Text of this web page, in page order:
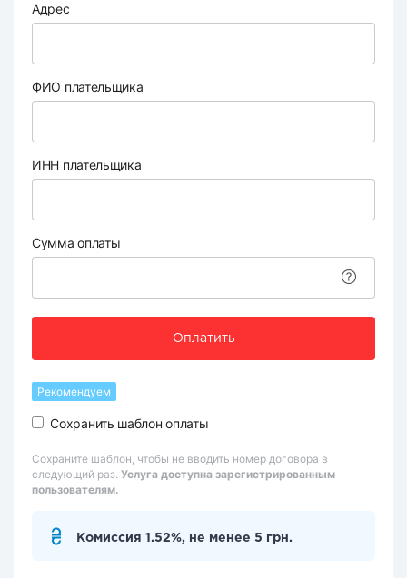
Адрес
ФИО плательщика
ИНН плательщика
Сумма оплаты
Оплатить
Рекомендуем
Сохранить шаблон оплаты
Сохраните шаблон, чтобы не вводить номер договора в
следующий раз. Услуга доступна зарегистрированным
пользователям.
Комиссия 1.52%, не менее 5 грн.